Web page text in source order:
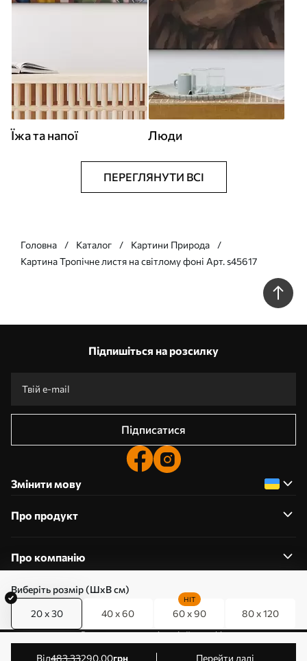
Виберіть розмір (ШхВ см)
20 x 30 40 x 60 60 x 90
HIT
80 x 120
від483.33290.00грн Перейти далі
Їжа та напої Люди
ПЕРЕГЛЯНУТИ ВСІ
Головна Каталог
Картини Природа
Картина Тропічне листя на світлому фоні Арт. s45617
Підпишіться на розсилку
Підписатися
Змінити мову
Про продукт
Про компанію
0800357223
Редагування дозволів на файли cookie
© 2011-2026 Art-holst. Усі права захищені. Власник: